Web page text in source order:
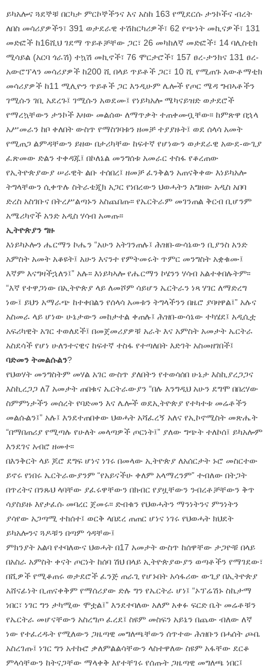
ይካአሎና ጓደኞቹ በርካታ ምርኮኞችንና እና አስከ 163 የሚደርሱ ታንኮችና ብረት
ለበስ መሳሪያዎችን፣ 391 ወታደራዊ ተሽከርካሪዎች፣ 62 የጭነት መኪናዎች፣ 131
መድፎች ከ16ሺህ ገደማ ጥይቶቻቸው ጋር፣ 26 መካከለኛ መድፎች፣ 14 ባሊስቲክ
ሚሳይል (አርባ ጎራሽ) ተኳሽ መኪኖች፣ 76 ሞርታሮች፣ 157 ፀረ-ታንክና 131 ፀረ-
አውሮፕላን መሳሪያዎች ከ200 ሺ በላይ ጥይቶች ጋር፣ 10 ሺ የሚጠጉ አውቶማቲክ
መሳሪያዎች ከ11 ሚሊዮን ጥይቶች ጋር እንዲሁም ሌሎች የጦር ሜዳ ግብኣቶችን
ገሚሱን ገቢ አደረጉ፤ ገሚሱን አወደሙ፤ የነይካአሎ ሜካናይዝድ ወታደሮች
የማረኳቸውን ታንኮች እዛው መልሰው ለማጥቃት ተጠቀሙቧቸው፡፡ ከምጽዋ በኋላ
አሥመራን ከቦ ቀለበት ውስጥ የማስገባቱን ዘመቻ ተያያዙት፤ ወደ ሰላሳ አመት
የሚጠጋ ልምዳቸውን ይዘው በታሪካቸው ከፍተኛ የሆነውን ወታደራዊ አውደ-ውጊያ
ፈጽመው ድልን ተቀዳጁ፤ በኮለኔል መንግሰቱ አመራር ተስፋ የቆረጠው
የኢትዮጵያውያ ሠራዊት ልቡ ተሰበረ፤ ዘመቻ ፈንቅልን አጠናቅቀው እነይካአሎ
ትግላቸውን ሲቀጥሉ ስትራቴጂክ አጋር የነበረውን ህወሓትን አግዘው አዲስ አበባ
ድረስ አስገቡና በትረሥልጣኑን አስጨበጡ፡፡ የኤርትራም መገንጠል ቅርብ ቢሆንም
አሜሪካኖች አንድ አዲስ ሃሳብ አመጡ፡፡
ኢትዮጵያን ግዙ
እነይካኦሎን ሔርማን ኮሔን “አሁን አትገንጠሉ፤ ሕዝበ-ውሳኔውን ቢያንስ አንድ
አምስት አመት አቆዩት፤ አሁን እናንተ የምትመሩት ጥምር መንግስት አቋቁሙ፤
እኛም እናግዛችኋለን፤” አሉ፡፡ እነይካኣሎ የሔርማን ኮሄንን ሃሳብ አልተቀበሉትም፡፡
“እኛ የተዋጋነው በኢትዮጵያ ላይ ለመሾም ሳይሆን ኤርትራን ነጻ ሃገር ለማድረግ
ነው፤ ይህን አማራጭ ከተቀበልን የሰላሳ አመቱን ትግላችንን በዜሮ ያባዛዋል፤” አሉና
አስመራ ላይ ሆነው ሁኔታውን መከታተል ቀጠሉ፤ ሕዝበ-ውሳኔው ተካሄደ፤ አዲሲቷ
አፍሪካዊት አገር ተወለደች፤ በመጀመሪያዎቹ አራት እና አምስት አመታት ኤርትራ
አስደሳች የሆነ ሁለንተናዊና ከፍተኛ ተስፋ የተጣለበት እድገት አስመዘገበች፤
ባድመን ትመልሱልን?
የህወሃት መንግስትም መሃል አገር ውስጥ ያለበትን የተወሳሰበ ሁኔታ እስኪያረጋጋና
እስኪረጋጋ ለ7 አመታት ጠበቁና ኤርትራውያን “በሉ እንግዲህ አሁን ደግሞ በበረሃው
ስምምነታችን መሰረት የባድመን እና ሌሎች ወደኢትዮጵያ የተካተቱ መሬቶችን
መልሱልን፤” አሉ፤ እንደተጠበቀው ህወሓት አሻፈረኝ አለና የኢኮኖሚስት መጽሔት
“በማበጠሪያ የሚጣሉ የሁለት መላጣዎች ጦርነት፤” ያለው ግጭት ተለኮሰ፤ ይካአሎም
እንደገና አብሮ ዘመተ፡፡
በእንቅርት ላይ ጆሮ ደግፍ ሆነና ነገሩ በመላው ኢትዮጵያ ለአሰርታት ኑሮ መስርተው
ይኖሩ የነበሩ ኤርትራውያንም “የአይናችሁ ቀለም አላማረንም” ተብለው በትጋት
በጥረትና በንጹህ ላባቸው ያፈሩዋቸውን በክብር የያዟቸውን ንብረቶቻቸውን ቅጥ
ሳያስይዙ እየታፈሱ መባረር ጀመሩ፡፡ ድብቁን የህወሓትን ማንነትንና ምንነትን
ያሳየው አጋጣሚ ተከሰተ፤ ወርቅ ላበደረ ጠጠር ሆነና ነገሩ የህወሓት ክህደት
ይካአሎንና ጓዶቹን በጣም ጎዳቸው፤
ምክንያት አልባ የተባለውና ህወሓት በ17 አመታት ውስጥ ከሰዋቸው ታጋዮቹ በላይ
በአስራ አምስት ቀናት ጦርነት ከሰባ ሽህ በላይ ኢትዮጵያውያን ወጣቶችን የማገደው፣
በሺዎች የሚቆጠሩ ወታደሮች ፈንጅ ጠራጊ የሆኑበት አሳፋሪው ውጊያ በኢትዮጵያ
አሸናፊነት ቢጠናቀቅም የማሰሪያው ድሉ ግን የኤርትራ ሆነ፤ “ኦፕሬሽኑ ስኬታማ
ነበር፣ ነገር ግን ታካሚው ሞቷል፤” እንደተባለው አለም አቀፉ ፍርድ ቤት መሬቶቹን
የኤርትራ መሆናቸውን አስረግጦ ፈረደ፤ ስዩም መስፍን አይኔን በጨው ብለው ለኛ
ነው የተፈረዱት የሚለውን ጋዜጣዊ መግለጫቸውን ሰጥተው ሕዝቡን በሓሰት ጮቤ
አስረገጡ፤ ነገር ግን አተኩሮ ቃለምልልሳቸውን ላስተዋለው ስዩም አፋቸው ደርቆ
ምላሳቸውን ከትናጋቸው ማላቀቅ እየተቸገሩ የሰጡት ጋዜጣዊ መግለጫ ነበር፤